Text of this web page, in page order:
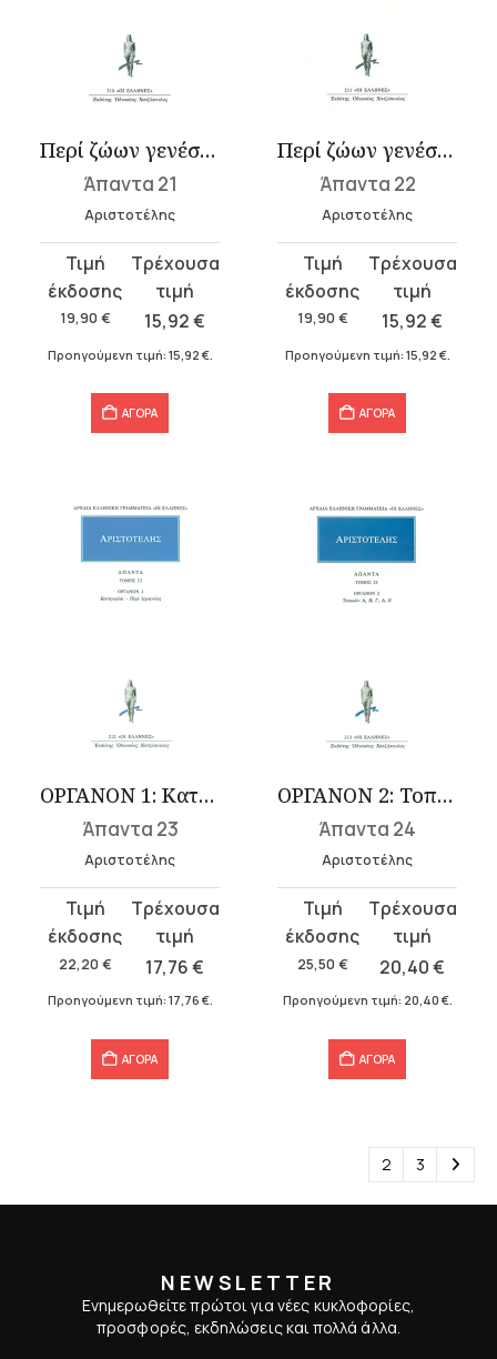
Περί ζώων γενέσεως Α΄, Β΄
Άπαντα 21
Αριστοτέλης
19,90 €
Original
price
was:
19,90 €.
15,92€
τρέχουσα
τιμή
είναι:
Προηγούμενη τιμή: 15,92 €.
ΑΓΟΡΑ
Περί ζώων γενέσεως Γ΄-Ε΄
Άπαντα 22
Αριστοτέλης
19,90 €
Original
price
was:
19,90 €.
15,92€
τρέχουσα
τιμή
είναι:
Προηγούμενη τιμή: 15,92 €.
ΑΓΟΡΑ
ΟΡΓΑΝΟΝ 1: Κατηγορίαι, Περί ερμηνείας
Άπαντα 23
Αριστοτέλης
22,20 €
Original
price
was:
22,20 €.
17,76€
τρέχουσα
τιμή
είναι:
Προηγούμενη τιμή: 17,76 €.
ΑΓΟΡΑ
ΟΡΓΑΝΟΝ 2: Τοπικών Α-Ε
Άπαντα 24
Αριστοτέλης
25,50 €
Original
price
was:
25,50 €.
20,40€
τρέχουσα
τιμή
είναι:
Προηγούμενη τιμή: 20,40 €.
ΑΓΟΡΑ
2 3
NEWSLETTER
Ενημερωθείτε πρώτοι για νέες κυκλοφορίες,
προσφορές, εκδηλώσεις και πολλά άλλα.